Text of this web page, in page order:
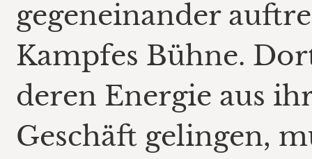
gegeneinander
Kampfes Bühne.
deren Energie aus
Geschäft gelingen,